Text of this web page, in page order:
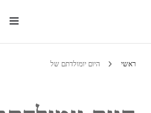
ראשי היום יומולדתם של